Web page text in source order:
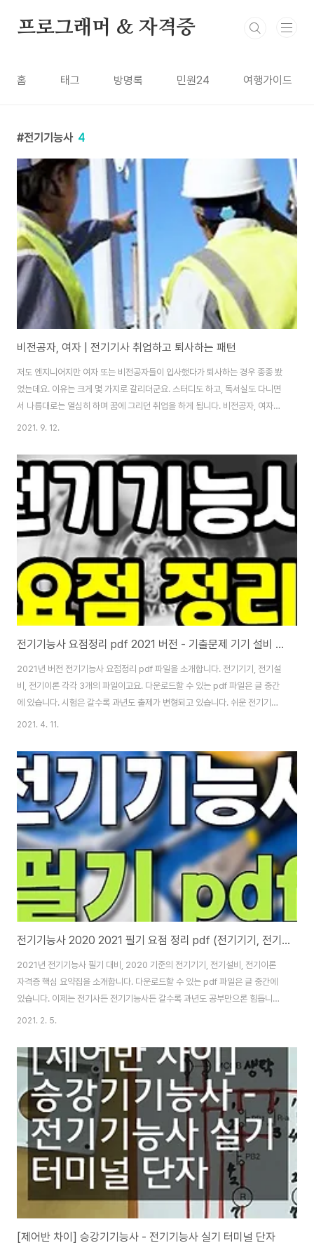
프로그래머 & 자격증
홈 태그 방명록 민원24 여행가이드
전기기능사 4
비전공자, 여자 | 전기기사 취업하고 퇴사하는 패턴
저도 엔지니어지만 여자 또는 비전공자들이 입사했다가 퇴사하는 경우 종종 봤
었는데요. 이유는 크게 몇 가지로 갈리더군요. 스터디도 하고, 독서실도 다니면
서 나름대로는 열심히 하며 꿈에 그리던 취업을 하게 됩니다. 비전공자, 여자들
이 전기기사 자격증 취득했다는 이야기 들어보면, 나름대로는 열심히 공부한
굳이 안 들어도 다들 아는 이야기입니다. 주로 인턴 과정으로 공기업, 대기업,
중견기업에 입사하면 품질 관리 쪽 업무를 처음 맡게 되는데요. 실제로 기자재
품질 검수하는 작업에 참여도 합니다. 대표적인 공기업은 한국전력공사, 한국
수력원자력, 한국 남부발전 등이 있네요. 전기 직군을 많이 뽑는 메이저 공기업
들이죠. 단, NCS 벽이..
2021. 9. 12.
전기기능사 요점정리 pdf 2021 버전 - 기출문제 기기 설비 이론 요약
2021년 버전 전기기능사 요점정리 pdf 파일을 소개합니다. 전기기기, 전기설
비, 전기이론 각각 3개의 파일이고요. 다운로드할 수 있는 pdf 파일은 글 중간
에 있습니다. 시험은 갈수록 과년도 출제가 변형되고 있습니다. 쉬운 전기기능
사 요점정리 등 자격증들도 이론을 읽지 않으면 따기 힘들어지고 있어요. 몇 년
판사 과년도 문제집을 사서 공부하면 필기는 합격할 수 있었습니다. 결국 전기
기능사 과년도만 보면 떨어져요. 물론 똑똑한 이과생이면 과년도만 봐도 됩니
다. 에너지, 가스, 자동차정비, 지게차 운전, 필기보다 전기기능사 필기가 더 어
려워요. 수학을 못하면 공학용 계산기 쓰는 법도 익혀야 전기기능사에 합격할
수 있습니다. 요즘..
2021. 4. 11.
전기기능사 2020 2021 필기 요점 정리 pdf (전기기기, 전기설비, 전기이론)
2021년 전기기능사 필기 대비, 2020 기준의 전기기기, 전기설비, 전기이론
자격증 핵심 요약집을 소개합니다. 다운로드할 수 있는 pdf 파일은 글 중간에
있습니다. 이제는 전기사든 전기기능사든 갈수록 과년도 공부만으론 힘듭니다.
쉽진 않지만 오래 걸려도 개념을 잡고 이론 공부를 해야 합니다. 기능사부터 한
하는 게 맞는 것 같기도 합니다. 둘 다 어렵겠지만 시험 자격이 되어 산업기사부
터 시작하려 한다면, 저라면 다산에듀 전병칠 원장님 필기, 실기 책이나 영상부
터 구매하여 시작하고 싶네요. 다산에듀 홈페이지에서 교재구매란에 보시면 전
기산업기사 필기 정규반이 있습니다. 총 5권의 교재로 이루어져 있는데 그것으
로 준비하시면 됩니다...
2021. 2. 5.
[제어반 차이] 승강기기능사 - 전기기능사 실기 터미널 단자